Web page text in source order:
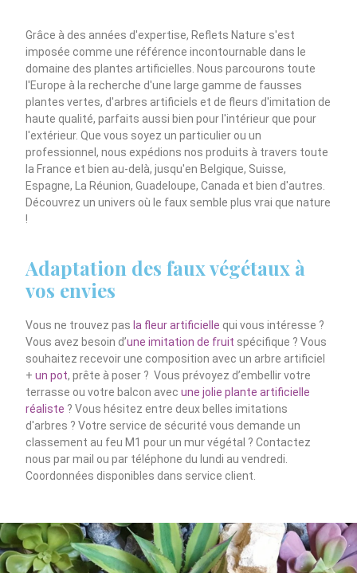
Grâce à des années d'expertise, Reflets Nature s'est
imposée comme une référence incontournable dans le
domaine des plantes artificielles. Nous parcourons toute
l'Europe à la recherche d'une large gamme de fausses
plantes vertes, d'arbres artificiels et de fleurs d'imitation de
haute qualité, parfaits aussi bien pour l'intérieur que pour
l'extérieur. Que vous soyez un particulier ou un
professionnel, nous expédions nos produits à travers toute
la France et bien au-delà, jusqu'en Belgique, Suisse,
Espagne, La Réunion, Guadeloupe, Canada et bien d'autres.
Découvrez un univers où le faux semble plus vrai que nature
!
Adaptation des faux végétaux à
vos envies
Vous ne trouvez pas la fleur artificielle qui vous intéresse ?
Vous avez besoin d’une imitation de fruit spécifique ? Vous
souhaitez recevoir une composition avec un arbre artificiel
+ un pot, prête à poser ? Vous prévoyez d’embellir votre
terrasse ou votre balcon avec une jolie plante artificielle
réaliste ? Vous hésitez entre deux belles imitations
d'arbres ? Votre service de sécurité vous demande un
classement au feu M1 pour un mur végétal ? Contactez
nous par mail ou par téléphone du lundi au vendredi.
Coordonnées disponibles dans service client.